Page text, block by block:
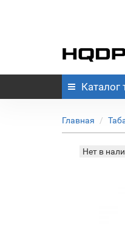
Каталог
Главная
Нет в